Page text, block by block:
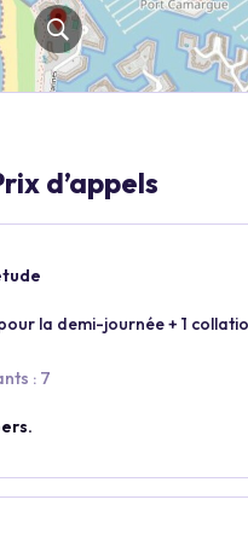
d’appels
la demi-journée + 1
: 7